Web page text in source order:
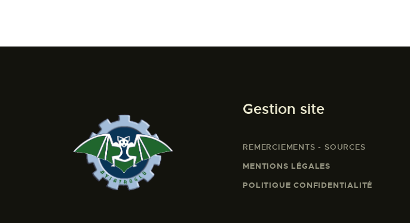
Gestion site
REMERCIEMENTS - SOURCES
MENTIONS LÉGALES
POLITIQUE CONFIDENTIALITÉ